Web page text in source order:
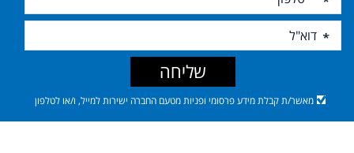
מאשר/ת קבלת מידע פרסומי ופניות מטעם החברה ישירות למייל, ו/או לטלפון
שליחה